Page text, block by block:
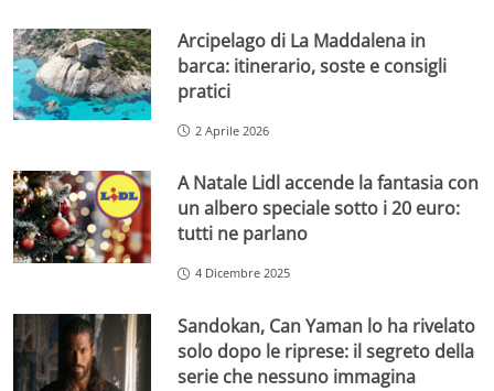
Arcipelago di La Maddalena in
barca: itinerario, soste e consigli
pratici
2 Aprile 2026
A Natale Lidl accende la fantasia con
un albero speciale sotto i 20 euro:
tutti ne parlano
4 Dicembre 2025
Sandokan, Can Yaman lo ha rivelato
solo dopo le riprese: il segreto della
serie che nessuno immagina